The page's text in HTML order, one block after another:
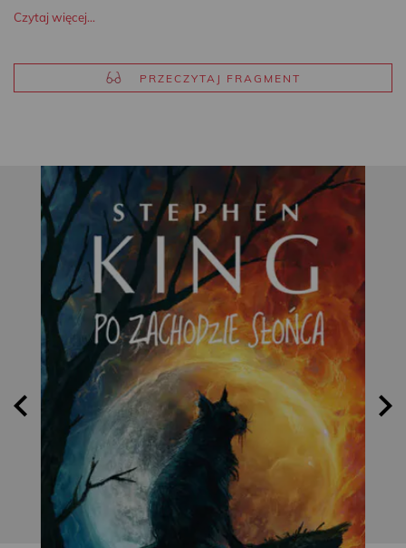
Czytaj więcej...
PRZECZYTAJ FRAGMENT